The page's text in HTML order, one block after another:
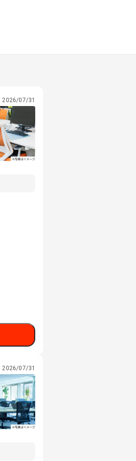
2026/07/31
2026/07/31